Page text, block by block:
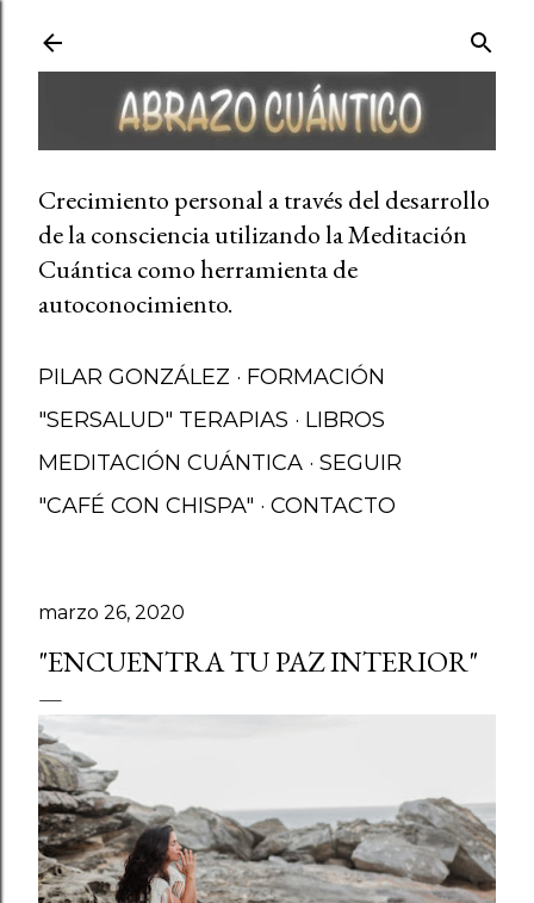
Crecimiento personal a través del desarrollo
de la consciencia utilizando la Meditación
Cuántica como herramienta de
autoconocimiento.
PILAR GONZÁLEZ
FORMACIÓN
"SERSALUD" TERAPIAS
LIBROS
MEDITACIÓN CUÁNTICA
SEGUIR
"CAFÉ CON CHISPA"
CONTACTO
marzo 26, 2020
"ENCUENTRA TU PAZ INTERIOR"